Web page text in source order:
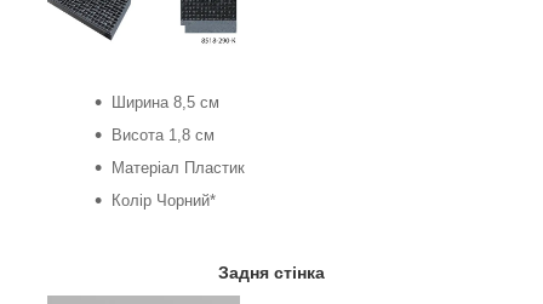
Ширина 8,5 см
Висота 1,8 см
Матеріал Пластик
Колір Чорний*
Задня стінка